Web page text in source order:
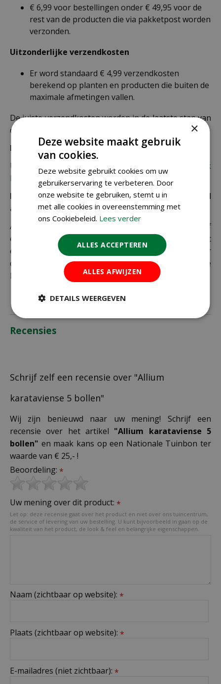
€ 6,99 voor bestellingen onder € 49,95 voor de
rest van de producten die via pakketpost worden
verzonden.
Uitzonderlijke verzendkosten
Er word standaard € 4,99 verzendkosten
berekend op planten en producten die buiten de
maximale afmetingen vallen.
De juiste verzendkosten worden in de laatste stap van
de winkelwagen berekend.
Bezorgkosten overige landen:
Uiteraard verzenden wij ook buiten Nederland,
bekijk
hier de verzendkosten.
Let op: extra kosten bij niet ophalen of verkeerd
adres
Als je je pakket niet ophaalt bij een PostNL-punt of
een verkeerd afleveradres invult, zijn wij genoodzaakt
extra kosten in rekening te brengen. Controleer
daarom altijd goed je adresgegevens voordat je je
bestelling plaatst.
Recensies
Schrijf zelf een recensie over "Allium
karataviense 5 bollen"
Wij zijn benieuwd naar uw mening! Schrijf een
recensie over het artikel "Allium karataviense 5
bollen" en maak kans op een Nationale Tuinbon ter
waarde van € 25,- !
Beoordeling: *
Uw mening over dit product: *
Let op: deze recensie gaat over het product en niet over ons tuincentrum,
de service of levering van uw bestelling. U kunt bijvoorbeeld in gaan op de
kwaliteit van het product, de look & feel en belangrijke eigenschappen.
Naam (zichtbaar op website): *
Plaats (zichtbaar op website): *
E-mailadres (niet zichtbaar): *
×
Deze website maakt gebruik
van cookies.
Deze website gebruikt cookies om uw
gebruikerservaring te verbeteren. Door
onze website te gebruiken, stemt u in
met alle cookies in overeenstemming met
ons Cookiebeleid. Lees verder
ALLES ACCEPTEREN
ALLES AFWIJZEN
DETAILS WEERGEVEN